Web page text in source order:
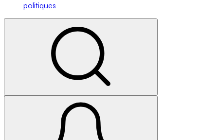
politiques